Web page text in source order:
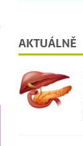
AKTUÁLNĚ